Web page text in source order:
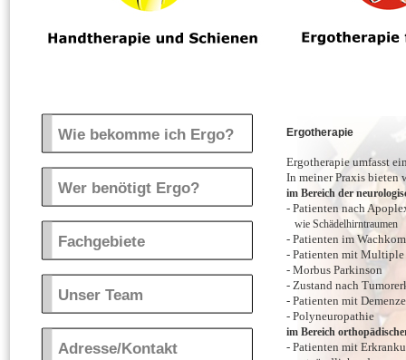
Wie bekomme ich Ergo?
Wer benötigt Ergo?
Fachgebiete
Unser Team
Adresse/Kontakt
Ergotherapie
Ergotherapie umfasst
In meiner Praxis bieten
im Bereich der
- Patienten nach
wie Schädelhirntraumen
- Patienten im
- Patienten mit Multiple
- Morbus Parkinson
- Zustand nach
- Patienten mit
- Polyneuropathie
im Bereich
- Patienten mit